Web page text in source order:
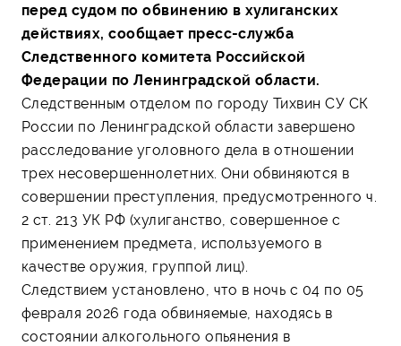
перед судом по обвинению в хулиганских
действиях, сообщает пресс-служба
Следственного комитета Российской
Федерации по Ленинградской области.
Следственным отделом по городу Тихвин СУ СК
России по Ленинградской области завершено
расследование уголовного дела в отношении
трех несовершеннолетних. Они обвиняются в
совершении преступления, предусмотренного ч.
2 ст. 213 УК РФ (хулиганство, совершенное с
применением предмета, используемого в
качестве оружия, группой лиц).
Следствием установлено, что в ночь с 04 по 05
февраля 2026 года обвиняемые, находясь в
состоянии алкогольного опьянения в